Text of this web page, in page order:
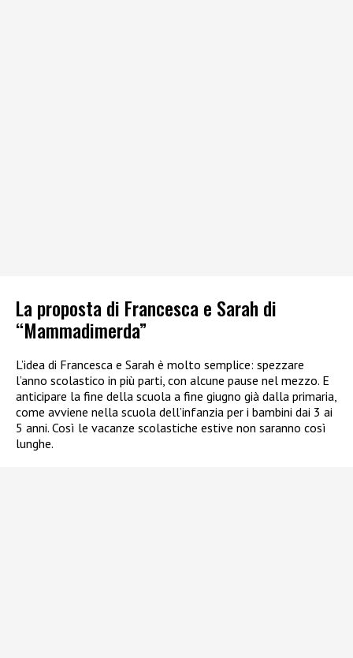
La proposta di Francesca e Sarah di
“Mammadimerda”
L’idea di Francesca e Sarah è molto semplice: spezzare
l’anno scolastico in più parti, con alcune pause nel mezzo. E
anticipare la fine della scuola a fine giugno già dalla primaria,
come avviene nella scuola dell’infanzia per i bambini dai 3 ai
5 anni. Così le vacanze scolastiche estive non saranno così
lunghe.